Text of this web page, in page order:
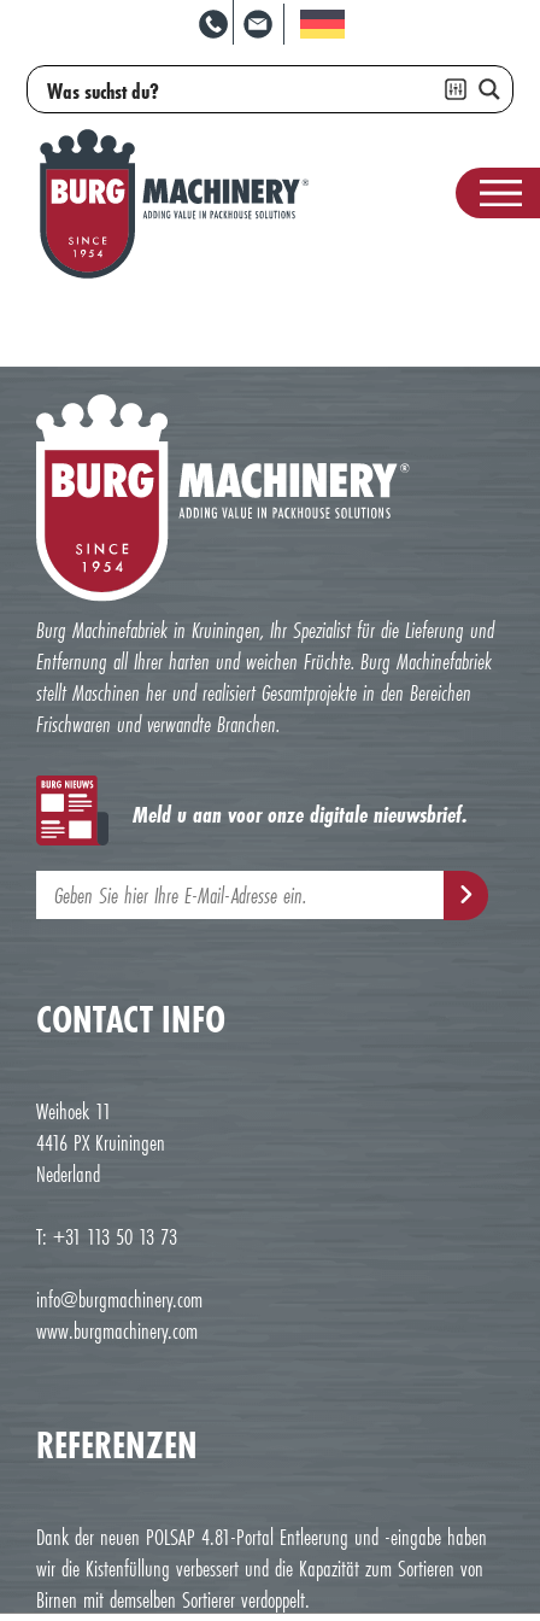
Burg Machinefabriek in Kruiningen, Ihr Spezialist für die Lieferung und
Entfernung all Ihrer harten und weichen Früchte. Burg Machinefabriek
stellt Maschinen her und realisiert Gesamtprojekte in den Bereichen
Frischwaren und verwandte Branchen.
Meld u aan voor onze digitale nieuwsbrief.
CONTACT INFO
Weihoek 11
4416 PX Kruiningen
Nederland
T: +31 113 50 13 73
info@burgmachinery.com
www.burgmachinery.com
REFERENZEN
Dank der neuen POLSAP 4.81-Portal Entleerung und -eingabe haben
wir die Kistenfüllung verbessert und die Kapazität zum Sortieren von
Birnen mit demselben Sortierer verdoppelt.